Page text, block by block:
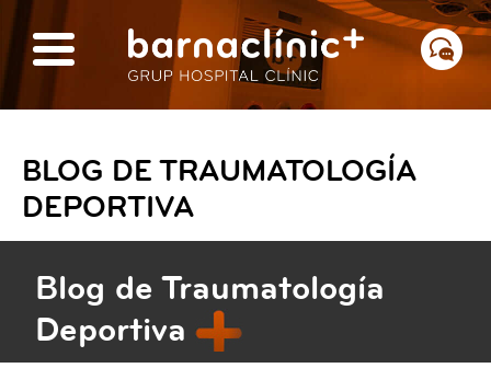
BLOG DE TRAUMATOLOGÍA
DEPORTIVA
Blog de Traumatología
Deportiva